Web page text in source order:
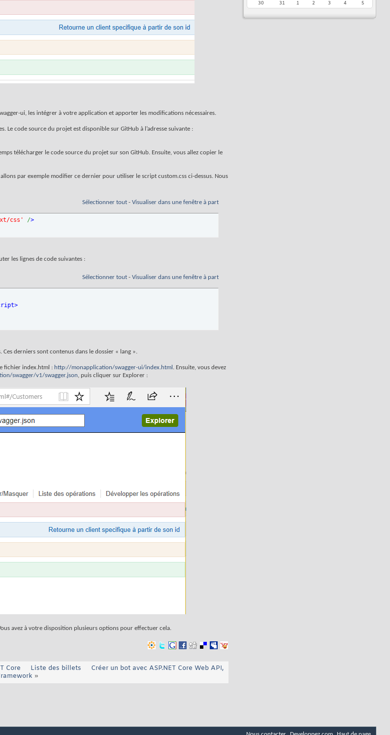
ui, les intégrer à votre application et apporter les modifications nécessaires.
Le code source du projet est disponible sur GitHub à l’adresse suivante :
télécharger le code source du projet sur son GitHub. Ensuite, vous allez copier le
par exemple modifier ce dernier pour utiliser le script custom.css ci-dessus. Nous
Sélectionner tout - Visualiser dans une fenêtre à part
css' />
les lignes de code suivantes :
Sélectionner tout - Visualiser dans une fenêtre à part
>
derniers sont contenus dans le dossier « lang ».
fichier index.html : http://monapplication/swagger-ui/index.html . Ensuite, vous devez
swagger/v1/swagger.json, puis cliquer sur Explorer :
avez à votre disposition plusieurs options pour effectuer cela.
Core Liste des billets
Créer un bot avec ASP.NET Core Web API,
»
30
31 1 2 3 4 5